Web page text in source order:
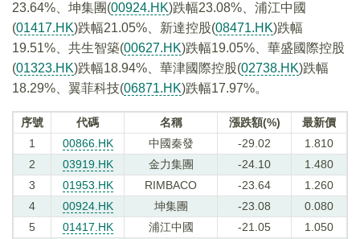
23.64%、坤集團(00924.HK)跌幅23.08%、浦江中國
(01417.HK)跌幅21.05%、新達控股(08471.HK)跌幅
19.51%、共生智築(00627.HK)跌幅19.05%、華盛國際控股
(01323.HK)跌幅18.94%、華津國際控股(02738.HK)跌幅
18.29%、翼菲科技(06871.HK)跌幅17.97%。
序號 代碼 名稱 漲跌額(%)
最新價
1
00866.HK 中國秦發 -29.02
1.810
2
03919.HK 金力集團 -24.10
1.480
3
01953.HK RIMBACO -23.64
1.260
4
00924.HK 坤集團 -23.08
0.080
5
01417.HK 浦江中國 -21.05
1.050